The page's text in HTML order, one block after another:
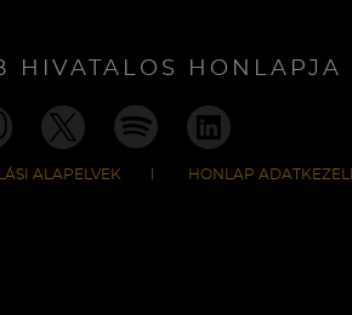
HIVATALOS HONLAPJA
ALAPELVEK HONLAP